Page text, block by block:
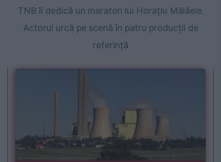
TNB îi dedică un maraton lui Horațiu Mălăele.
Actorul urcă pe scenă în patru producții de
referință